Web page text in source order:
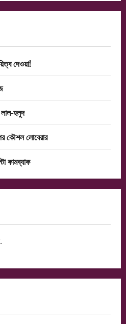
দেওয়া!
হলুদ
কৌশল লোবেরার
কামব্যাক